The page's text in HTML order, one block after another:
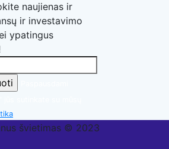
naujienas ir
ir investavimo
ypatingus
švietimas © 2023